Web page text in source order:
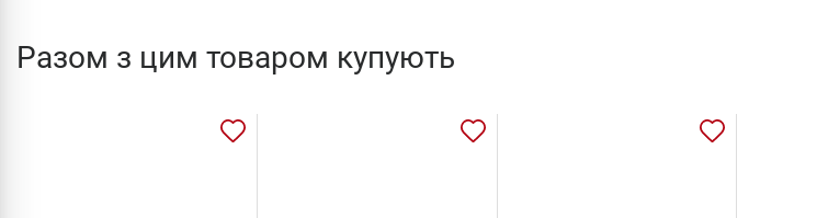
Разом з цим товаром купують